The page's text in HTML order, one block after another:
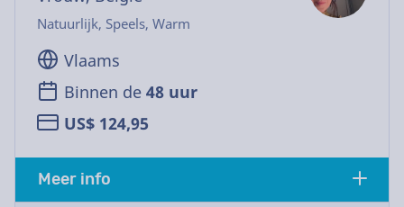
Natuurlijk, Speels, Warm
Vlaams
Binnen de 48 uur
US$ 124,95
Meer info